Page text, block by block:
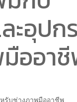
ะอุป
ออา
รับช่างภาพมืออาชีพ